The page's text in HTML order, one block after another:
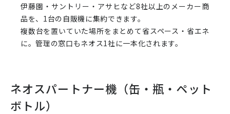
伊藤園・サントリー・アサヒなど8社以上のメーカー商
品を、1台の自販機に集約できます。
複数台を置いていた場所をまとめて省スペース・省エネ
に。管理の窓口もネオス1社に一本化されます。
ネオスパートナー機（缶・瓶・ペット
ボトル）